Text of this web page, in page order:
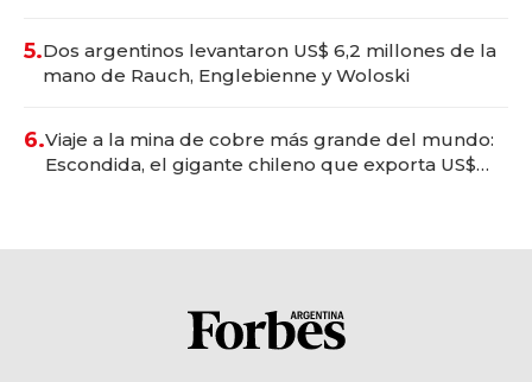
5.Dos argentinos levantaron US$ 6,2 millones de la
mano de Rauch, Englebienne y Woloski
6.Viaje a la mina de cobre más grande del mundo:
Escondida, el gigante chileno que exporta US$